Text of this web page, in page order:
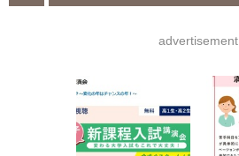
advertisement